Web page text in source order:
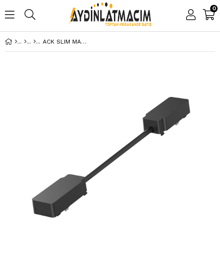
0
ACK SLIM MAGNET RAY KABLOLU KONNEKTÖR UZUN AD45-92100